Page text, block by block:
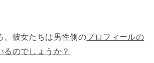
、彼女たちは男性側のプロフィールの
るのでしょうか？